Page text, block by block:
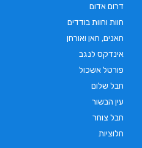
דרום אדום
חוות וחוות בודדים
חאנים, חאן ואורחן
אינדקס לנגב
פורטל אשכול
חבל שלום
עין הבשור
חבל צוחר
חלוציות